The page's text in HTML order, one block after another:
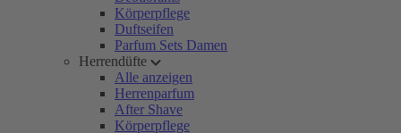
Körperpflege
Duftseifen
Parfum Sets Damen
Herrendüfte
Alle anzeigen
Herrenparfum
After Shave
Körperpflege